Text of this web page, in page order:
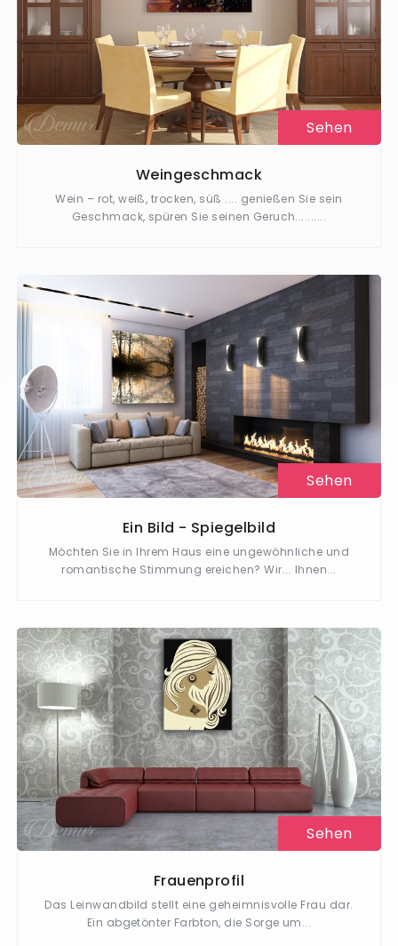
Sehen
Weingeschmack
Wein – rot, weiß, trocken, süß .... genießen Sie sein
Geschmack, spüren Sie seinen Geruch..........
Sehen
Ein Bild - Spiegelbild
Möchten Sie in Ihrem Haus eine ungewöhnliche und
romantische Stimmung ereichen? Wir... Ihnen...
Sehen
Frauenprofil
Das Leinwandbild stellt eine geheimnisvolle Frau dar.
Ein abgetönter Farbton, die Sorge um...